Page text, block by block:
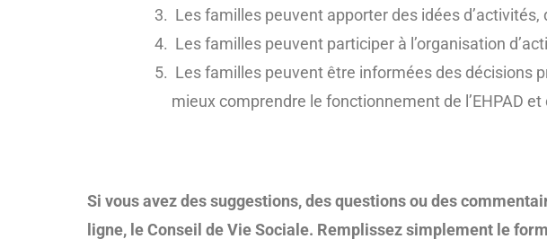
Les familles peuvent apporter des idées
Les familles peuvent participer à l’organisation
Les familles peuvent être informées des décisions
mieux comprendre le fonctionnement de l’EHPAD
Si vous avez des suggestions, des questions ou des
ligne, le Conseil de Vie Sociale. Remplissez simplement le